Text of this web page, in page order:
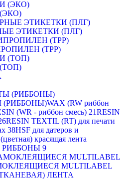
ЭТИКЕТКИ (ПЛГ)
(TPP)
(РИББОНЫ)WAX (RW риббон
(WR - риббон смесь) 21RESIN
RESIN TEXTIL (RT) для печати
38HSF для датеров и
красящая лента
РИББОНЫ 9
MULTILABEL